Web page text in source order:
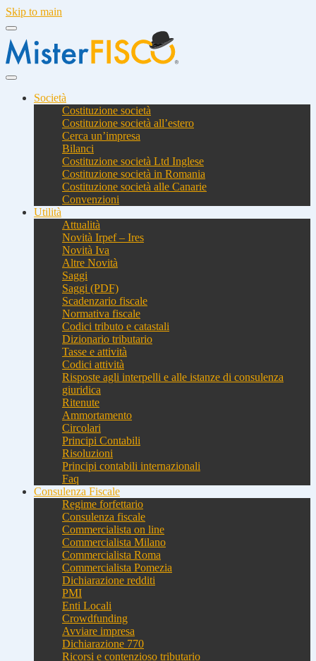
Skip to main
Società
Costituzione società
Costituzione società all’estero
Cerca un’impresa
Bilanci
Costituzione società Ltd Inglese
Costituzione società in Romania
Costituzione società alle Canarie
Convenzioni
Utilità
Attualità
Novità Irpef – Ires
Novità Iva
Altre Novità
Saggi
Saggi (PDF)
Scadenzario fiscale
Normativa fiscale
Codici tributo e catastali
Dizionario tributario
Tasse e attività
Codici attività
Risposte agli interpelli e alle istanze di consulenza
giuridica
Ritenute
Ammortamento
Circolari
Principi Contabili
Risoluzioni
Principi contabili internazionali
Faq
Consulenza Fiscale
Regime forfettario
Consulenza fiscale
Commercialista on line
Commercialista Milano
Commercialista Roma
Commercialista Pomezia
Dichiarazione redditi
PMI
Enti Locali
Crowdfunding
Avviare impresa
Dichiarazione 770
Ricorsi e contenzioso tributario